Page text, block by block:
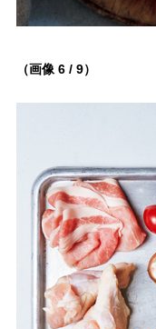
（画像 6 / 9）